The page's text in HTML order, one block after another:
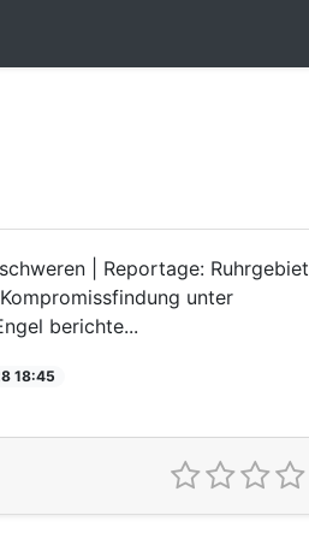
| Reportage: Ruhrgebiet
unter
berichte...
18:45